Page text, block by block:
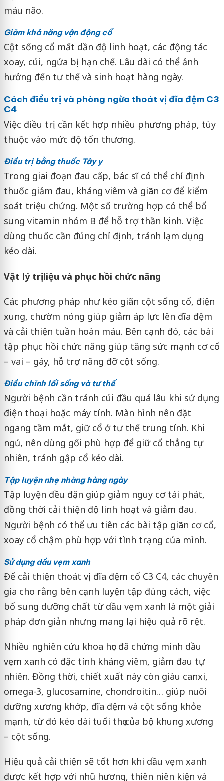
máu não.
Giảm khả năng vận động cổ
Cột sống cổ mất dần độ linh hoạt, các động tác
xoay, cúi, ngửa bị hạn chế. Lâu dài có thể ảnh
hưởng đến tư thế và sinh hoạt hàng ngày.
Cách điều trị và phòng ngừa thoát vị đĩa đệm C3
C4
Việc điều trị cần kết hợp nhiều phương pháp, tùy
thuộc vào mức độ tổn thương.
Điều trị bằng thuốc Tây y
Trong giai đoạn đau cấp, bác sĩ có thể chỉ định
thuốc giảm đau, kháng viêm và giãn cơ để kiểm
soát triệu chứng. Một số trường hợp có thể bổ
sung vitamin nhóm B để hỗ trợ thần kinh. Việc
dùng thuốc cần đúng chỉ định, tránh lạm dụng
kéo dài.
Vật lý trị liệu và phục hồi chức năng
Các phương pháp như kéo giãn cột sống cổ, điện
xung, chườm nóng giúp giảm áp lực lên đĩa đệm
và cải thiện tuần hoàn máu. Bên cạnh đó, các bài
tập phục hồi chức năng giúp tăng sức mạnh cơ cổ
– vai – gáy, hỗ trợ nâng đỡ cột sống.
Điều chỉnh lối sống và tư thế
Người bệnh cần tránh cúi đầu quá lâu khi sử dụng
điện thoại hoặc máy tính. Màn hình nên đặt
ngang tầm mắt, giữ cổ ở tư thế trung tính. Khi
ngủ, nên dùng gối phù hợp để giữ cổ thẳng tự
nhiên, tránh gập cổ kéo dài.
Tập luyện nhẹ nhàng hàng ngày
Tập luyện đều đặn giúp giảm nguy cơ tái phát,
đồng thời cải thiện độ linh hoạt và giảm đau.
Người bệnh có thể ưu tiên các bài tập giãn cơ cổ,
xoay cổ chậm phù hợp với tình trạng của mình.
Sử dụng dầu vẹm xanh
Để cải thiện thoát vị đĩa đệm cổ C3 C4, các chuyên
gia cho rằng bên cạnh luyện tập đúng cách, việc
bổ sung dưỡng chất từ dầu vẹm xanh là một giải
pháp đơn giản nhưng mang lại hiệu quả rõ rệt.
Nhiều nghiên cứu khoa học đã chứng minh dầu
vẹm xanh có đặc tính kháng viêm, giảm đau tự
nhiên. Đồng thời, chiết xuất này còn giàu canxi,
omega-3, glucosamine, chondroitin… giúp nuôi
dưỡng xương khớp, đĩa đệm và cột sống khỏe
mạnh, từ đó kéo dài tuổi thọ của bộ khung xương
– cột sống.
Hiệu quả cải thiện sẽ tốt hơn khi dầu vẹm xanh
được kết hợp với nhũ hương, thiên niên kiện và